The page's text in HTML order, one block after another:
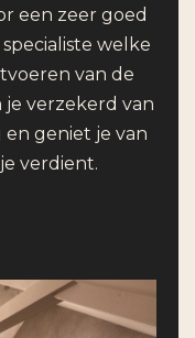
een zeer goed
welke
van de
verzekerd van
geniet je van
verdient.